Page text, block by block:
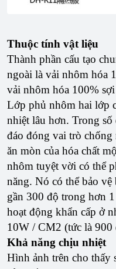
Thuộc tính vật liệu
Thành phần cấu tạo
ngoài là vải nhôm hóa
vải nhôm hóa 100%
Lớp phủ nhôm hai lớp
nhiệt lâu hơn. Trong số
đáo đóng vai trò chống
ăn mòn của hóa chất
nhôm tuyệt vời có thể
năng. Nó có thể bảo
gần 300 độ trong hơn
hoạt động khẩn cấp ở
10W / CM2 (tức là 900
Khả năng chịu nhiệt
Hình ảnh trên cho thấy